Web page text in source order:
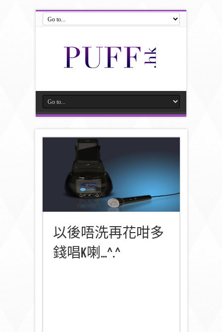
以後唔洗再花咁多
錢唱K喇…^.^